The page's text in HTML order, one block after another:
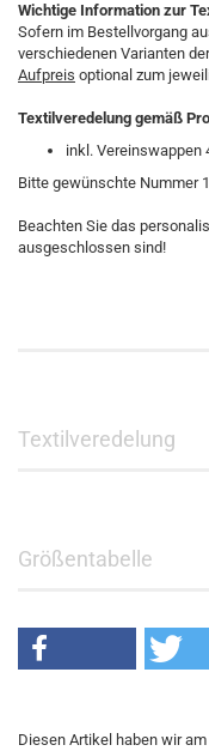
Wichtige Information zur
Sofern im Bestellvorgang
verschiedenen Varianten
Aufpreis optional zum
Textilveredelung gemäß
inkl. Vereinswappen
Bitte gewünschte Nummer
Beachten Sie das
ausgeschlossen sind!
Textilveredelung
Größentabelle
Diesen Artikel haben wir